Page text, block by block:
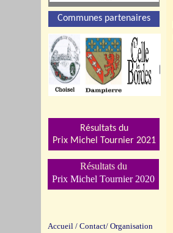
Accueil / Contact/ Organisation
Communes partenaires
Résultats du
Prix Michel Tournier 2020
Résultats du
Prix Michel Tournier 2021